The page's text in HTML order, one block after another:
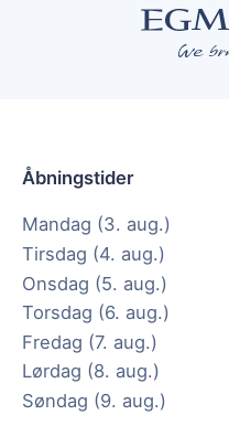
Åbningstider
Mandag (3. aug.)
Tirsdag (4. aug.)
Onsdag (5. aug.)
Torsdag (6. aug.)
Fredag (7. aug.)
Lørdag (8. aug.)
Søndag (9. aug.)